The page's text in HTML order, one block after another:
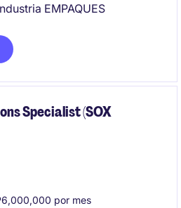
EMPAQUES
Specialist (SOX
por mes